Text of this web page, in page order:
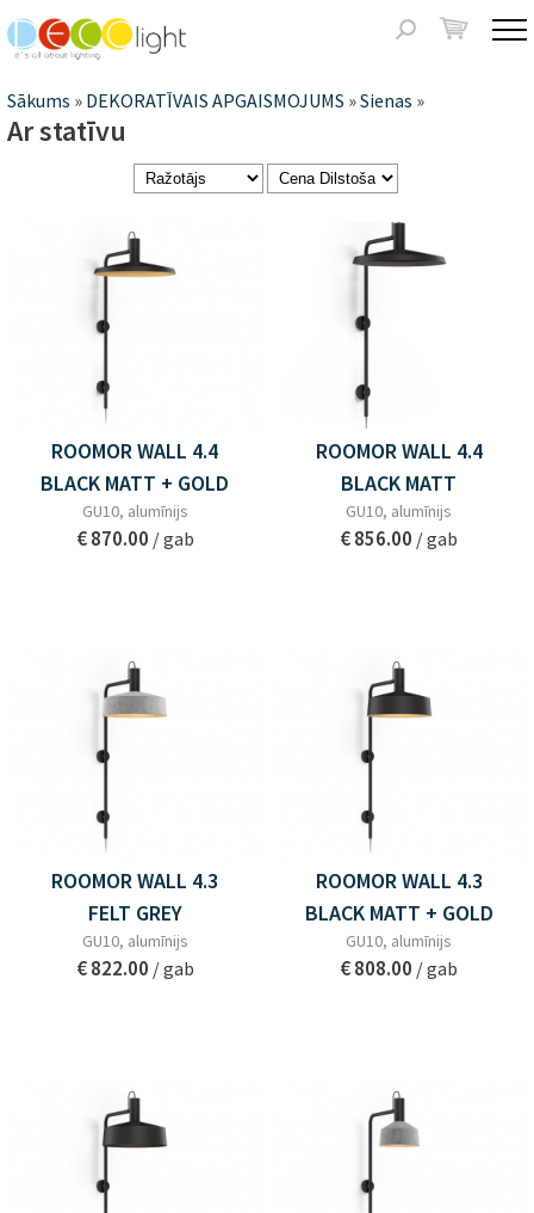
Meklēšanas
Jūs
atrodaties
Sākums » DEKORATĪVAIS APGAISMOJUMS »Sienas »
Ar statīvu
ROOMOR WALL 4.4
BLACK MATT + GOLD
GU10, alumīnijs
€ 870.00 / gab
ROOMOR WALL 4.4
BLACK MATT
GU10, alumīnijs
€ 856.00 / gab
ROOMOR WALL 4.3
FELT GREY
GU10, alumīnijs
€ 822.00 / gab
ROOMOR WALL 4.3
BLACK MATT + GOLD
GU10, alumīnijs
€ 808.00 / gab